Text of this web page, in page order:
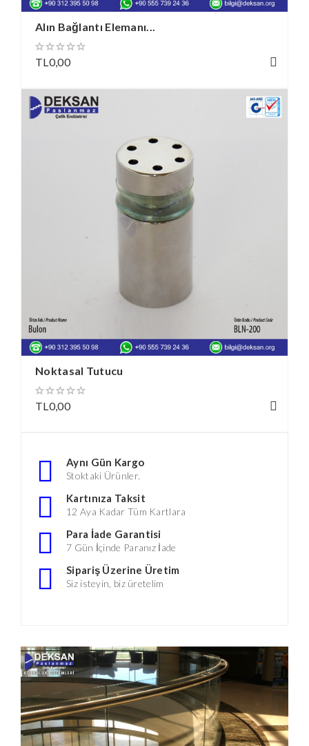
Alın Bağlantı Elemanı...
TL0,00
Noktasal Tutucu
TL0,00
Aynı Gün Kargo
Stoktaki Ürünler.
Kartınıza Taksit
12 Aya Kadar Tüm Kartlara
Para İade Garantisi
7 Gün İçinde Paranız İade
Sipariş Üzerine Üretim
Siz isteyin, biz üretelim